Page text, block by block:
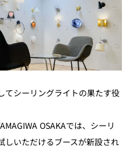
てシーリングライトの果たす役
OSAKAでは、シーリ
しいただけるブースが新設され